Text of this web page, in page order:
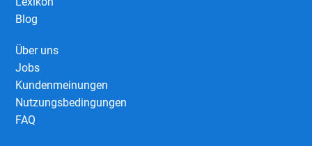
Blog
Über uns
Jobs
Kundenmeinungen
Nutzungsbedingungen
FAQ